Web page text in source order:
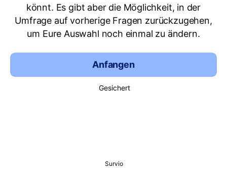
könnt. Es gibt aber die Möglichkeit, in der
Umfrage auf vorherige Fragen zurückzugehen,
um Eure Auswahl noch einmal zu ändern.
Anfangen
Gesichert
Survio